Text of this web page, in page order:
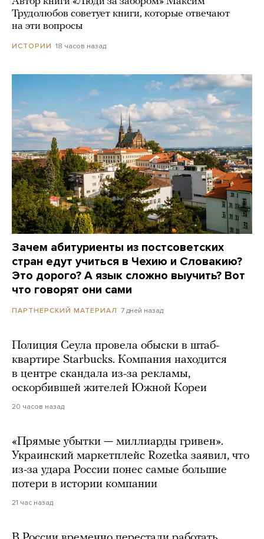
Трудолюбов советует книги, которые отвечают
на эти вопросы
ИСТОРИИ 18 часов назад
Зачем абитуриенты из постсоветских
стран едут учиться в Чехию и Словакию?
Это дорого? А язык сложно выучить? Вот
что говорят они сами
ПАРТНЕРСКИЙ МАТЕРИАЛ 7 дней назад
Полиция Сеула провела обыски в штаб-
квартире Starbucks. Компания находится
в центре скандала из-за рекламы,
оскорбившей жителей Южной Кореи
20 часов назад
«Прямые убытки — миллиарды гривен».
Украинский маркетплейс Rozetka заявил, что
из-за удара России понес самые большие
потери в истории компании
21 час назад